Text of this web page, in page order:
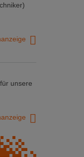
unsere